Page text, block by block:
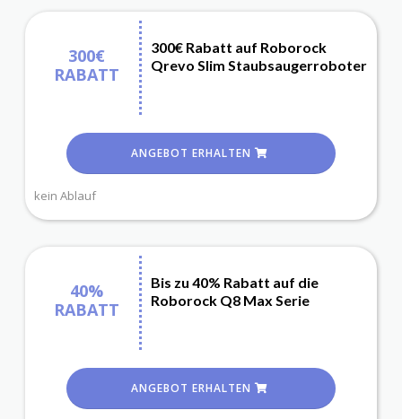
300€
RABATT
300€ Rabatt auf Roborock
Qrevo Slim Staubsaugerroboter
ANGEBOT ERHALTEN
kein Ablauf
40%
RABATT
Bis zu 40% Rabatt auf die
Roborock Q8 Max Serie
ANGEBOT ERHALTEN